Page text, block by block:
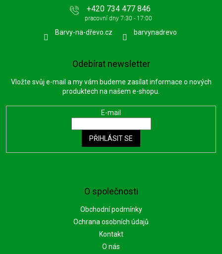
O společnosti
Obchodní podmínky
Ochrana osobních údajů
Kontakt
O nás
+420 734 477 846
Barvy-na-dřevo.cz barvynadrevo
Odebírat newsletter
Vložte svůj e-mail a my vám budeme zasílat informace o nových
produktech na našem e-shopu.
E-mail
PŘIHLÁSIT SE